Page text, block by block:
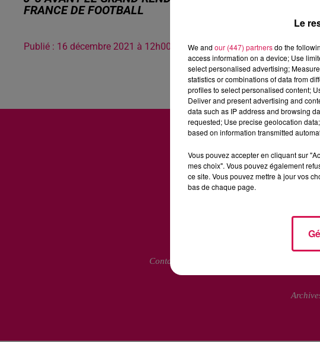
FRANCE DE FOOTBALL
Publié : 16 décembre 2021 à 12h00
RADIO
Contactez-nous
Le
We and our (447) partnersdo the
access information on a device; Use
select personalised advertising;
statistics or combinations of data from
profiles to select personalised content;
Deliver and present advertising and
data such as IP address and browsing
requested; Use precise geolocation
based on information transmitted
Vous pouvez accepter en cliquant sur
mes choix". Vous pouvez également
ce site. Vous pouvez mettre à jour vos
bas de chaque page.